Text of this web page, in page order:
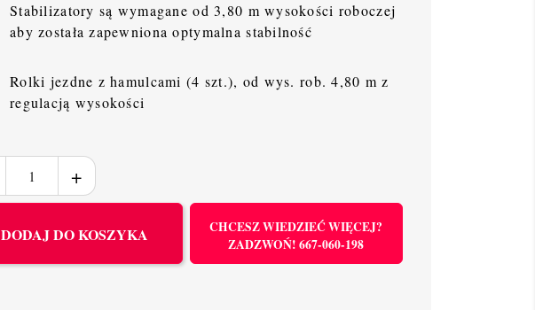
Stabilizatory są wymagane od 3,80 m wysokości roboczej
aby została zapewniona optymalna stabilność
Rolki jezdne z hamulcami (4 szt.), od wys. rob. 4,80 m z
regulacją wysokości
DODAJ DO KOSZYKA
CHCESZ WIEDZIEĆ WIĘCEJ?
ZADZWOŃ! 667-060-198